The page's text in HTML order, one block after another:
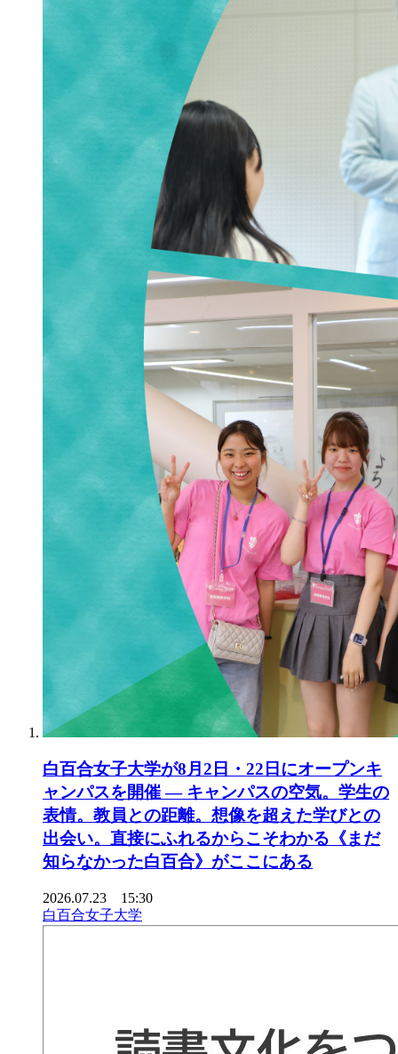
白百合女子大学が8月2日・22日にオープンキ
ャンパスを開催 ― キャンパスの空気。学生の
表情。教員との距離。想像を超えた学びとの
出会い。直接にふれるからこそわかる《まだ
知らなかった白百合》がここにある
2026.07.23 15:30
白百合女子大学